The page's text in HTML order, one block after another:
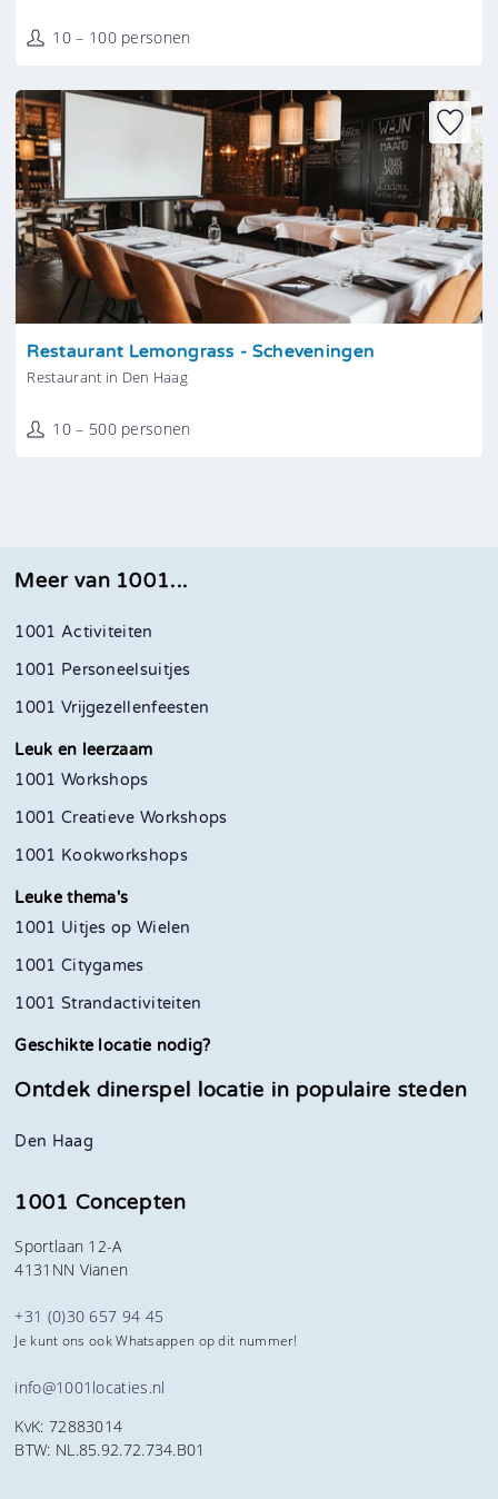
10 – 100 personen
Tonen
Restaurant Lemongrass - Scheveningen
Restaurant in Den Haag
10 – 500 personen
Meer van 1001...
1001 Activiteiten
1001 Personeelsuitjes
1001 Vrijgezellenfeesten
Leuk en leerzaam
1001 Workshops
1001 Creatieve Workshops
1001 Kookworkshops
Leuke thema's
1001 Uitjes op Wielen
1001 Citygames
1001 Strandactiviteiten
Geschikte locatie nodig?
Ontdek dinerspel locatie in populaire steden
Den Haag
1001 Concepten
Sportlaan 12-A
4131NN Vianen
+31 (0)30 657 94 45
Je kunt ons ook Whatsappen op dit nummer!
info@1001locaties.nl
KvK: 72883014
BTW: NL.85.92.72.734.B01